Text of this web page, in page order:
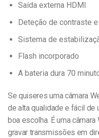
Saída externa HDMI
Deteção de contraste
Sistema de
Flash incorporado
A bateria dura 70
Se quiseres uma câmara
de alta qualidade e fácil de
boa escolha. É uma
gravar transmissões em